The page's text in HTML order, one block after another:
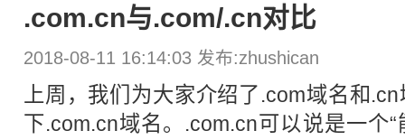
.com.cn与.com/.cn对比
2018-08-11 16:14:03 发布:zhushican
上周，我们为大家介绍了.com域名和
下.com.cn域名。.com.cn可以说是一个